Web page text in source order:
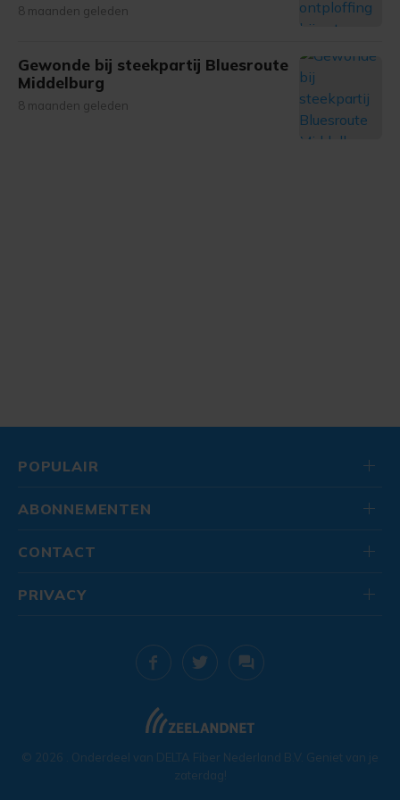
8 maanden geleden
Gewonde bij steekpartij Bluesroute
Middelburg
8 maanden geleden
POPULAIR
ABONNEMENTEN
CONTACT
© 2026 . Onderdeel van DELTA Fiber Nederland B.V. Geniet van je
zaterdag!
PRIVACY